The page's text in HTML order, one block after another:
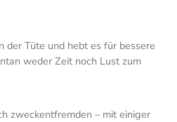
der Tüte und hebt es für bessere
weder Zeit noch Lust zum
zweckentfremden – mit einiger